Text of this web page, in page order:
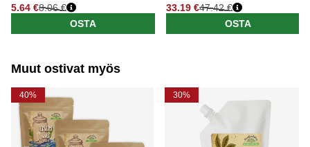
5.64 €
Normaali hinta
8.06 €
OSTA
33.19 €
Normaali hinta
47.42 €
OSTA
Muut ostivat myös
40% 30%